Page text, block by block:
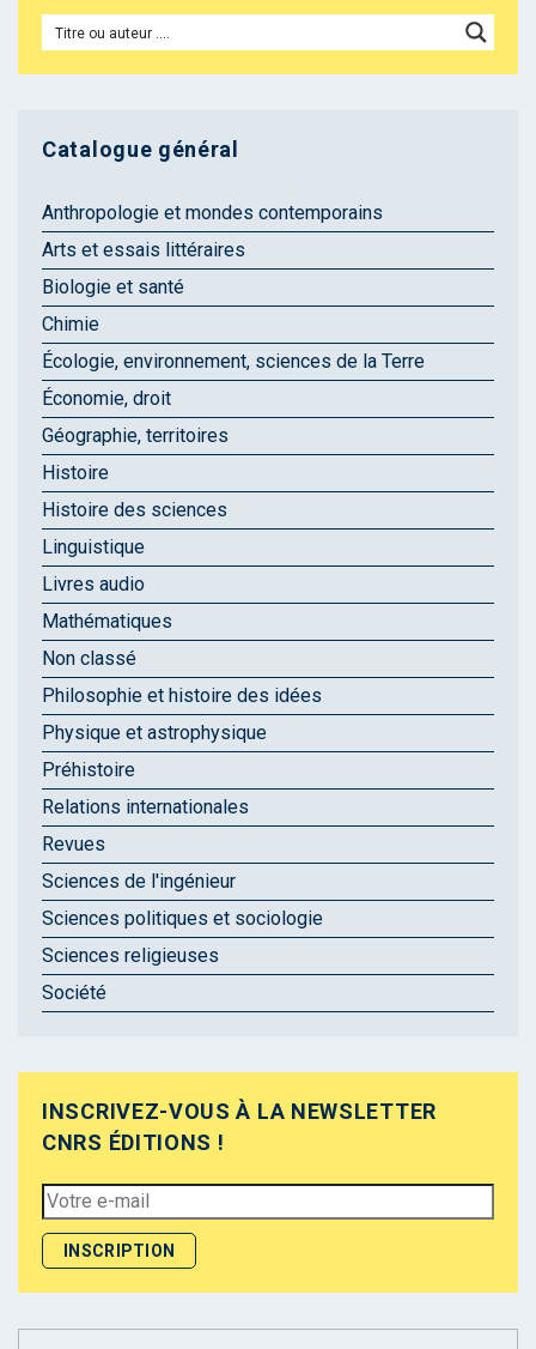
Catalogue général
Anthropologie et mondes contemporains
Arts et essais littéraires
Biologie et santé
Chimie
Écologie, environnement, sciences de la Terre
Économie, droit
Géographie, territoires
Histoire
Histoire des sciences
Linguistique
Livres audio
Mathématiques
Non classé
Philosophie et histoire des idées
Physique et astrophysique
Préhistoire
Relations internationales
Revues
Sciences de l'ingénieur
Sciences politiques et sociologie
Sciences religieuses
Société
INSCRIVEZ-VOUS À LA NEWSLETTER
CNRS ÉDITIONS !